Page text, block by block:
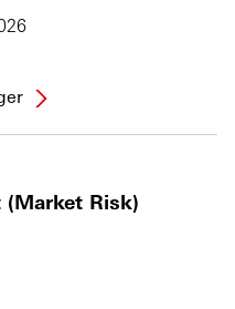
(Market Risk)